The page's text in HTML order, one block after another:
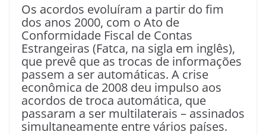
Os acordos evoluíram a partir do fim
dos anos 2000, com o Ato de
Conformidade Fiscal de Contas
Estrangeiras (Fatca, na sigla em inglês),
que prevê que as trocas de informações
passem a ser automáticas. A crise
econômica de 2008 deu impulso aos
acordos de troca automática, que
passaram a ser multilaterais – assinados
simultaneamente entre vários países.